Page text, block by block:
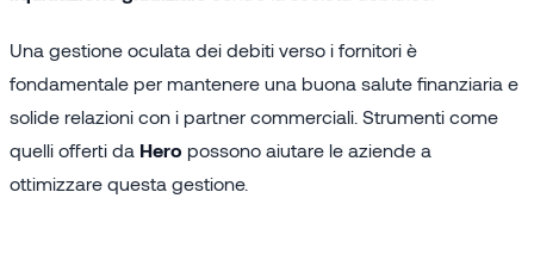
Una gestione oculata dei debiti verso i fornitori è
fondamentale per mantenere una buona salute finanziaria e
solide relazioni con i partner commerciali. Strumenti come
quelli offerti da Hero possono aiutare le aziende a
ottimizzare questa gestione.